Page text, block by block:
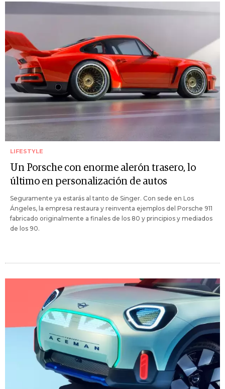
LIFESTYLE
Un Porsche con enorme alerón trasero, lo
último en personalización de autos
Seguramente ya estarás al tanto de Singer. Con sede en Los
Ángeles, la empresa restaura y reinventa ejemplos del Porsche 911
fabricado originalmente a finales de los 80 y principios y mediados
de los 90.